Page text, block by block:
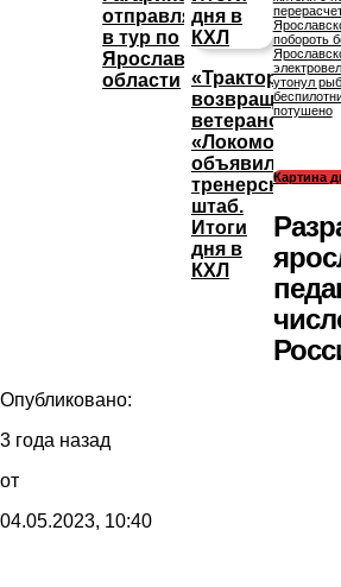
отправляется
в тур по
Ярославской
области «Трактор»
возвращает
ветеранов,
«Локомотив»
объявил
тренерский
штаб.
Итоги
дня в
КХЛ
побороть
утонул
потушено
Картина
Опубликовано:
3 года назад
от
04.05.2023, 10:40